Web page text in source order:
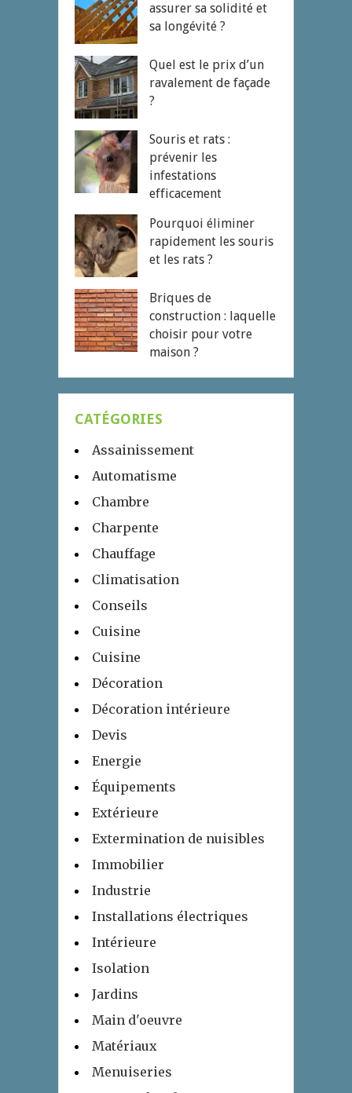
assurer sa solidité et
sa longévité ?
Quel est le prix d’un
ravalement de façade
?
Souris et rats :
prévenir les
infestations
efficacement
Pourquoi éliminer
rapidement les souris
et les rats ?
Briques de
construction : laquelle
choisir pour votre
maison ?
CATÉGORIES
Assainissement
Automatisme
Chambre
Charpente
Chauffage
Climatisation
Conseils
Cuisine
Cuisine
Décoration
Décoration intérieure
Devis
Energie
Équipements
Extérieure
Extermination de nuisibles
Immobilier
Industrie
Installations électriques
Intérieure
Isolation
Jardins
Main d'oeuvre
Matériaux
Menuiseries